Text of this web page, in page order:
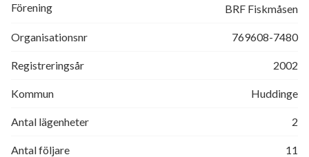
Förening BRF Fiskmåsen
Organisationsnr 769608-7480
Registreringsår 2002
Kommun Huddinge
Antal lägenheter 2
Antal följare 11